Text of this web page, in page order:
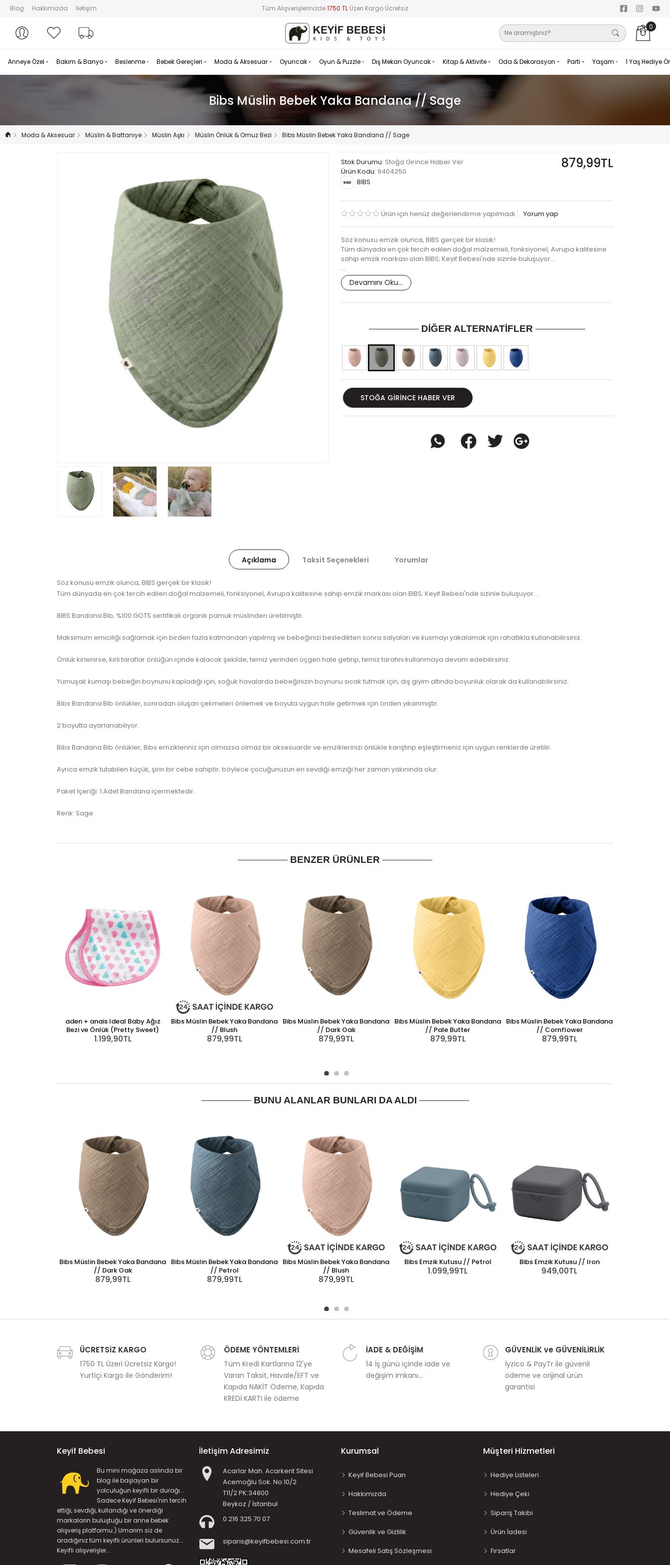
Blog Hakkımızda İletişim Tüm Alışverişlerinizde1750 TL Üzeri Kargo Ücretsiz
Hesabım
Hesabım Favorilerim 0
Anneye Özel Bakım & Banyo Beslenme Bebek Gereçleri Moda & Aksesuar Oyuncak Oyun & Puzzle Dış Mekan Oyuncak Kitap & Aktivite Oda & Dekorasyon Parti Yaşam 1 Yaş Hediye
Bibs Müslin Bebek Yaka Bandana // Sage
Moda & Aksesuar Müslin & Battaniye Müslin Aşkı Müslin Önlük & Omuz Bezi Bibs Müslin Bebek Yaka Bandana // Sage
Stok Durumu: Stoğa Girince Haber Ver
Ürün Kodu: 9404250
BIBS
879,99TL
Ürün için henüz değerlendirme yapılmadı Yorum yap
Söz konusu emzik olunca, BIBS gerçek bir klasik!
Tüm dünyada en çok tercih edilen doğal malzemeli, fonksiyonel, Avrupa kalitesine
sahip emzik markası olan BIBS; Keyif Bebesi'nde sizinle buluşuyor...
…
Devamını Oku...
DIĞER ALTERNATIFLER
STOĞA GIRINCE HABER VER
Açıklama Taksit Seçenekleri Yorumlar
Söz konusu emzik olunca, BIBS gerçek bir klasik!
Tüm dünyada en çok tercih edilen doğal malzemeli, fonksiyonel, Avrupa kalitesine sahip emzik markası olan BIBS; Keyif Bebesi'nde sizinle buluşuyor...
BIBS Bandana Bib, %100 GOTS sertifikalı organik pamuk müslinden üretilmiştir.
Maksimum emiciliği sağlamak için birden fazla katmandan yapılmış ve bebeğinizi besledikten sonra salyaları ve kusmayı yakalamak için rahatlıkla kullanabilirsiniz.
Önlük kirlenirse, kirli taraflar önlüğün içinde kalacak şekilde, temiz yerinden üçgen hale getirip, temiz tarafını kullanmaya devam edebilirsiniz.
Yumuşak kumaşı bebeğin boynunu kapladığı için, soğuk havalarda bebeğinizin boynunu sıcak tutmak için, dış giyim altında boyunluk olarak da kullanabilirsiniz.
Bibs Bandana Bib önlükler, sonradan oluşan çekmeleri önlemek ve boyuta uygun hale getirmek için önden yıkanmıştır.
2 boyutta ayarlanabiliyor.
Bibs Bandana Bib önlükler, Bibs emzikleriniz için olmazsa olmaz bir aksesuardır ve emziklerinizi önlükle karıştırıp eşleştirmeniz için uygun renklerde üretilir.
Ayrıca emzik tutabilen küçük, şirin bir cebe sahiptir; böylece çocuğunuzun en sevdiği emziği her zaman yakınında olur.
Paket İçeriği: 1 Adet Bandana içermektedir.
Renk: Sage
BENZER ÜRÜNLER
aden + anais Ideal Baby Ağız
Bezi ve Önlük (Pretty Sweet)
1.199,90TL
Bibs Müslin Bebek Yaka Bandana
// Blush
879,99TL
Bibs Müslin Bebek Yaka Bandana
// Dark Oak
879,99TL
Bibs Müslin Bebek Yaka Bandana
// Pale Butter
879,99TL
Bibs Müslin Bebek Yaka Bandana
// Cornflower
879,99TL
BUNU ALANLAR BUNLARI DA ALDI
Bibs Müslin Bebek Yaka Bandana
// Dark Oak
879,99TL
Bibs Müslin Bebek Yaka Bandana
// Petrol
879,99TL
Bibs Müslin Bebek Yaka Bandana
// Blush
879,99TL
Bibs Emzik Kutusu // Petrol
1.099,99TL
Bibs Emzik Kutusu // Iron
949,00TL
ÜCRETSİZ KARGO
1750 TL Üzeri Ücretsiz Kargo!
Yurtiçi Kargo ile Gönderim!
ÖDEME YÖNTEMLERİ
Tüm Kredi Kartlarına 12'ye
Varan Taksit, Havale/EFT ve
Kapıda NAKİT Ödeme, Kapıda
KREDİ KARTI ile ödeme
İADE & DEĞİŞİM
14 İş günü içinde iade ve
değişim imkanı...
GÜVENLİK ve GÜVENİLİRLİK
İyzico & PayTr ile güvenli
ödeme ve orijinal ürün
garantisi
Keyif Bebesi
Bu mini mağaza aslında bir
blog ile başlayan bir
yolculuğun keyifli bir durağı...
Sadece Keyif Bebesi'nin tercih
ettiği, sevdiği, kullandığı ve önerdiği
markaların buluştuğu bir anne bebek
alışveriş platformu:) Umarım siz de
aradığınız tüm keyifli ürünleri bulursunuz...
Keyifli alışverişler...
İletişim Adresimiz
Acarlar Mah. Acarkent Sitesi
Acemoğlu Sok. No:10/2
T11/2 PK:34800
Beykoz / İstanbul
0 216 325 70 07
siparis@keyifbebesi.com.tr
Kurumsal
Keyif Bebesi Puan
Hakkımızda
Teslimat ve Ödeme
Güvenlik ve Gizlilik
Mesafeli Satış Sözleşmesi
Müşteri Hizmetleri
Hediye Listeleri
Hediye Çeki
Sipariş Takibi
Ürün İadesi
Fırsatlar